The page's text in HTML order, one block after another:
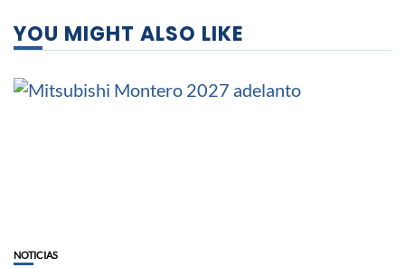
YOU MIGHT ALSO LIKE
NOTICIAS